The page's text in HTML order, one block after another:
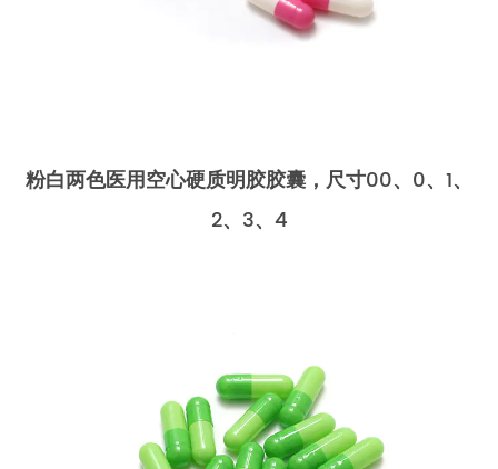
粉白两色医用空心硬质明胶胶囊，尺寸00、0、1、
2、3、4